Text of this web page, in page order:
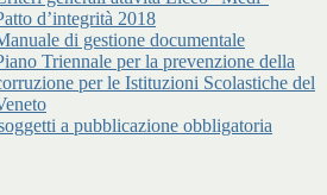
d’integrità 2018
di gestione documentale
Triennale per la prevenzione della
per le Istituzioni Scolastiche del
a pubblicazione obbligatoria